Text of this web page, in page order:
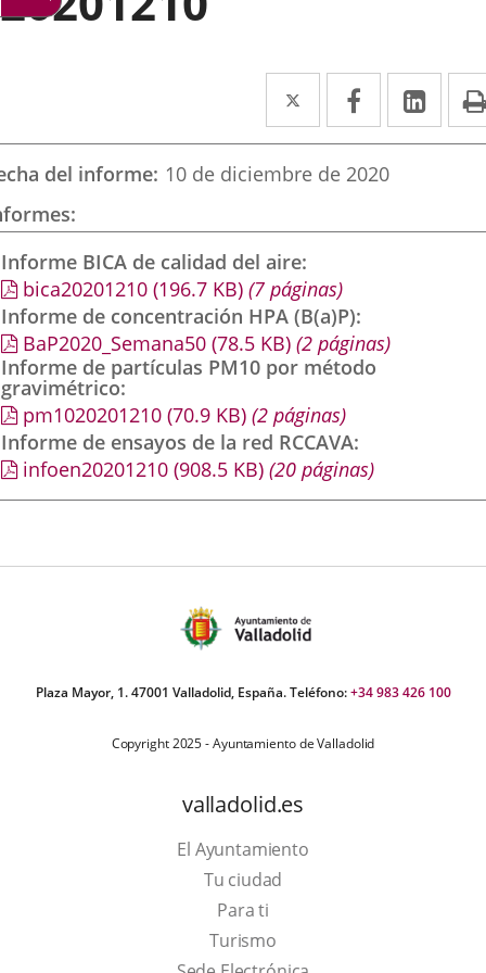
Twitter
Enlace
a
una
externa.
Facebook
Enlace
a
una
externa.
a
del informe 10 de diciembre de 2020
Informe BICA de calidad del aire
bica20201210 (196.7 KB) (7 páginas)
Informe de concentración HPA (B(a)P)
BaP2020_Semana50 (78.5 KB) (2 páginas)
Informe de partículas PM10 por método
gravimétrico
pm1020201210 (70.9 KB) (2 páginas)
Informe de ensayos de la red RCCAVA
infoen20201210 (908.5 KB) (20 páginas)
Plaza Mayor, 1. 47001 Valladolid, España. Teléfono:+34 983 426 100
Copyright 2025 - Ayuntamiento de Valladolid
valladolid.es
El Ayuntamiento
Tu ciudad
Para ti
TurismoThis